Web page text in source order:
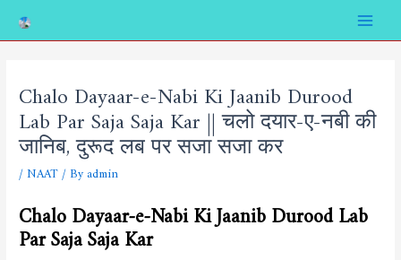
content
Main
Menu
Chalo Dayaar-e-Nabi Ki Jaanib Durood
Lab Par Saja Saja Kar || चलो दयार-ए-नबी की
जानिब, दुरूद लब पर सजा सजा कर
/NAAT/ Byadmin
Chalo Dayaar-e-Nabi Ki Jaanib Durood Lab
Par Saja Saja Kar
Post
navigation